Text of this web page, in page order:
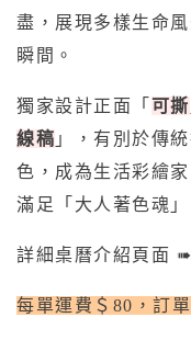
盡，展現多樣生命
瞬間。
獨家設計正面「 可撕
線稿 」，有別於傳
色，成為生活彩繪
滿足「大人著色魂」
詳細桌曆介紹頁面
每單運費＄80，訂